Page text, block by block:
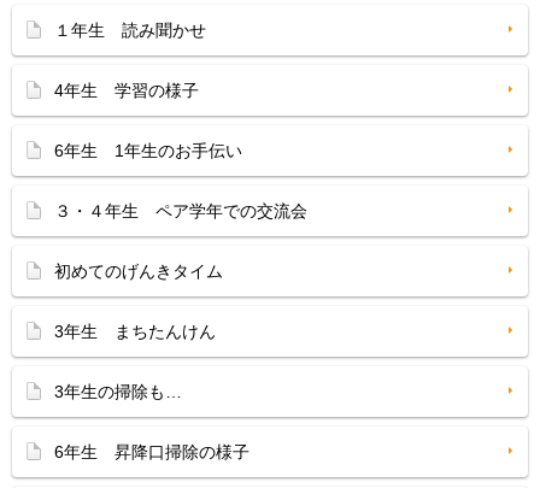
１年生 読み聞かせ
4年生 学習の様子
6年生 1年生のお手伝い
３・４年生 ペア学年での交流会
初めてのげんきタイム
3年生 まちたんけん
3年生の掃除も…
6年生 昇降口掃除の様子